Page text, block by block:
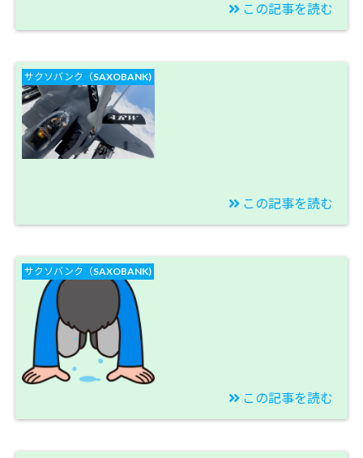
【トルコリラブログ】
トルコ艦隊はブレクジ
ツトをどう乗り切るべ
きか？答えは・・・
【今週のスワップ投資
結果】
この記事を読む
サクソバンク（SAXOBANK)
【トルコリラブログ】
決戦は12月12日木曜
日！それまでは兵站戦
です。【今週のスワッ
プ投資結果】
この記事を読む
サクソバンク（SAXOBANK)
【トルコリラブログ】
この記事を読む